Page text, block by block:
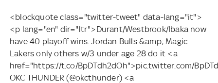
<blockquote class="twitter-tweet" data-lang="it">
<p lang="en" dir="ltr">Durant/Westbrook/Ibaka now
have 40 playoff wins. Jordan Bulls &amp; Magic
Lakers only others w/3 under age 28 do it <a
href="https://t.co/BpDTdh2dOh">pic.twitter.com/
OKC THUNDER (@okcthunder) <a